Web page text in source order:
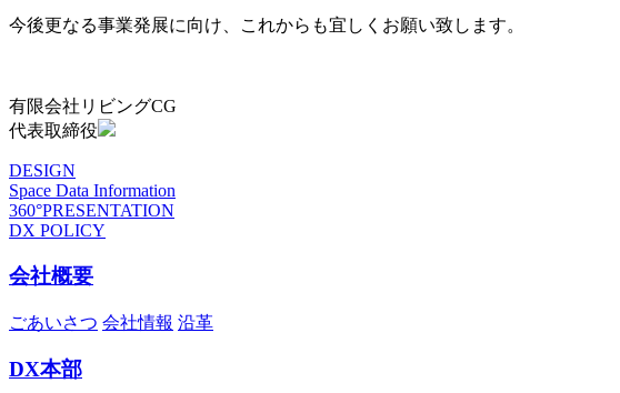
今後更なる事業発展に向け、これからも宜しくお願い致します。
有限会社リビングCG
代表取締役
DESIGN
Space Data Information
360°PRESENTATION
DX POLICY
会社概要
ごあいさつ 会社情報 沿革
DX本部